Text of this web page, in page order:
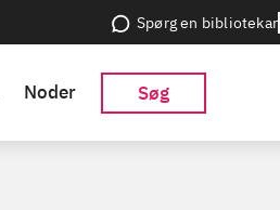
Spørg en bibliotekar
Noder Søg